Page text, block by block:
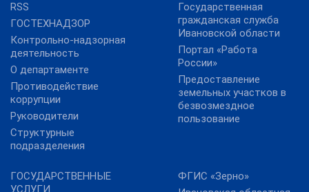
RSS
ГОСТЕХНАДЗОР
Контрольно-надзорная
деятельность
О департаменте
Противодействие
коррупции
Руководители
Структурные
подразделения
Государственная
гражданская служба
Ивановской области
Портал «Работа
России»
Предоставление
земельных участков в
безвозмездное
пользование
ГОСУДАРСТВЕННЫЕ
УСЛУГИ
ФГИС «Зерно»